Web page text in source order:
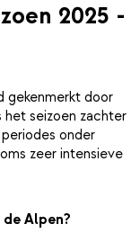
2025 -
gekenmerkt door
seizoen zachter
onder
zeer intensieve
Alpen?